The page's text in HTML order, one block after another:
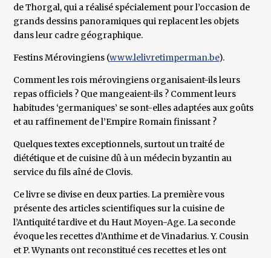
de Thorgal, qui a réalisé spécialement pour l’occasion de
grands dessins panoramiques qui replacent les objets
dans leur cadre géographique.
Festins Mérovingiens (www.lelivretimperman.be).
Comment les rois mérovingiens organisaient-ils leurs
repas officiels ? Que mangeaient-ils ? Comment leurs
habitudes ‘germaniques’ se sont-elles adaptées aux goûts
et au raffinement de l’Empire Romain finissant ?
Quelques textes exceptionnels, surtout un traité de
diététique et de cuisine dû à un médecin byzantin au
service du fils aîné de Clovis.
Ce livre se divise en deux parties. La première vous
présente des articles scientifiques sur la cuisine de
l’Antiquité tardive et du Haut Moyen-Age. La seconde
évoque les recettes d’Anthime et de Vinadarius. Y. Cousin
et P. Wynants ont reconstitué ces recettes et les ont